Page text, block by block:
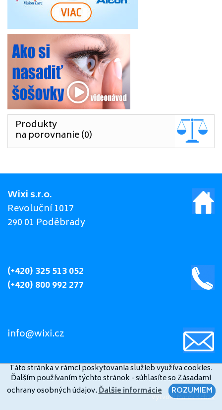
Produkty
na porovnanie (0)
Wixi s.r.o.
Revoluční 1017
290 01 Poděbrady
(+420) 325 513 052
(+420) 800 992 277
info@wixi.cz
VytvorilMarek Kebza
Táto stránka v rámci poskytovania služieb využíva cookies.
Ďalším používaním týchto stránok - súhlasíte so Zásadami
ochrany osobných údajov.Ďalšie informácie ROZUMIEM